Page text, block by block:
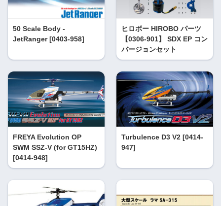
50 Scale Body -
JetRanger [0403-958]
ヒロボー HIROBO パーツ
【0306-901】 SDX EP コン
バージョンセット
FREYA Evolution OP
SWM SSZ-V (for GT15HZ)
[0414-948]
Turbulence D3 V2 [0414-
947]